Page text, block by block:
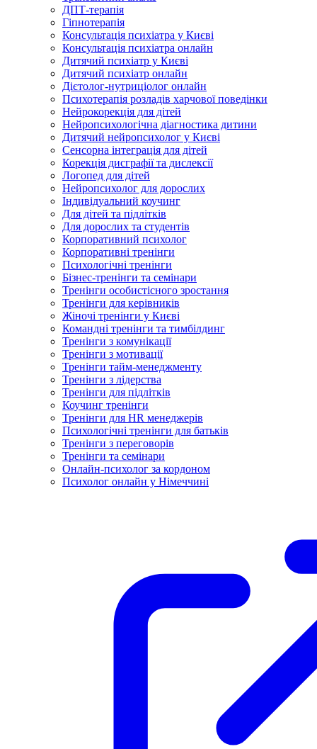
ДПТ-терапія
Гіпнотерапія
Консультація психіатра у Києві
Консультація психіатра онлайн
Дитячий психіатр у Києві
Дитячий психіатр онлайн
Дієтолог-нутриціолог онлайн
Психотерапія розладів харчової поведінки
Нейрокорекція для дітей
Нейропсихологічна діагностика дитини
Дитячий нейропсихолог у Києві
Сенсорна інтеграція для дітей
Корекція дисграфії та дислексії
Логопед для дітей
Нейропсихолог для дорослих
Індивідуальний коучинг
Для дітей та підлітків
Для дорослих та студентів
Корпоративний психолог
Корпоративні тренінги
Психологічні тренінги
Бізнес-тренінги та семінари
Тренінги особистісного зростання
Тренінги для керівників
Жіночі тренінги у Києві
Командні тренінги та тимбілдинг
Тренінги з комунікації
Тренінги з мотивації
Тренінги тайм-менеджменту
Тренінги з лідерства
Тренінги для підлітків
Коучинг тренінги
Тренінги для HR менеджерів
Психологічні тренінги для батьків
Тренінги з переговорів
Тренінги та семінари
Онлайн-психолог за кордоном
Психолог онлайн у Німеччині